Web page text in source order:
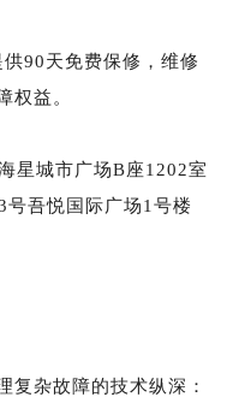
天免费保修，维修
权益。
星城市广场B座1202室
吾悦国际广场1号楼
复杂故障的技术纵深：